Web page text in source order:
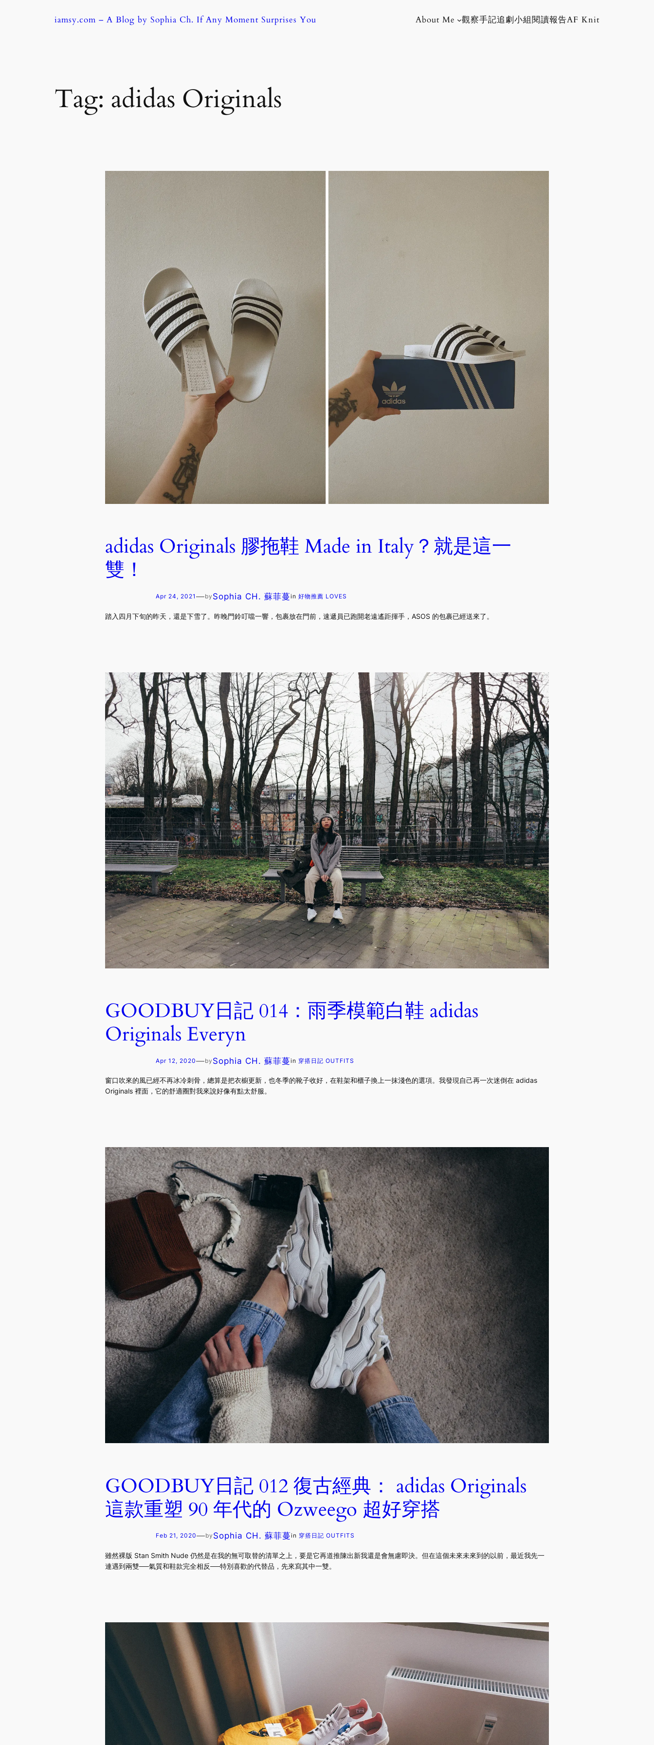
iamsy.com – A Blog by Sophia Ch. If Any Moment Surprises You About Me 觀察手記追劇小組閱讀報告AF Knit
Tag: adidas Originals
adidas Originals 膠拖鞋 Made in Italy？就是這一
雙！
Apr 24, 2021 —by Sophia CH. 蘇菲蔓in 好物推薦 LOVES
踏入四月下旬的昨天，還是下雪了。昨晚門鈴叮噹一響，包裹放在門前，速遞員已跑開老遠遙距揮手，ASOS 的包裹已經送來了。
GOODBUY日記 014：雨季模範白鞋 adidas
Originals Everyn
Apr 12, 2020—by Sophia CH. 蘇菲蔓in 穿搭日記 OUTFITS
窗口吹來的風已經不再冰冷刺骨，總算是把衣櫥更新，也冬季的靴子收好，在鞋架和櫃子換上一抹淺色的選項。我發現自己再一次迷倒在 adidas
Originals 裡面，它的舒適圈對我來說好像有點太舒服。
GOODBUY日記 012 復古經典： adidas Originals
這款重塑 90 年代的 Ozweego 超好穿搭
Feb 21, 2020—by Sophia CH. 蘇菲蔓in 穿搭日記 OUTFITS
雖然裸版 Stan Smith Nude 仍然是在我的無可取替的清單之上，要是它再道推陳出新我還是會無慮即決。但在這個未來未來到的以前，最近我先一
連遇到兩雙──氣質和鞋款完全相反──特別喜歡的代替品，先來寫其中一雙。